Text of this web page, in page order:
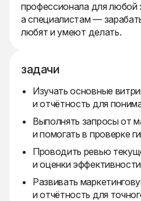
профессионала для любой
а специалистам —
любят и умеют делать.
задачи
Изучать основные
и отчётность для
Выполнять запросы от
и помогать в проверке
Проводить ревью
и оценки
Развивать
и отчётность для